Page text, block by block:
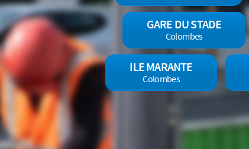
GARE DU STADE
Colombes
ILE MARANTE
Colombes